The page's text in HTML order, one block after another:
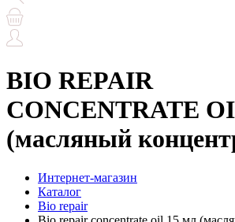
BIO REPAIR
CONCENTRATE
(масляный
Интернет-магазин
Каталог
Bio repair